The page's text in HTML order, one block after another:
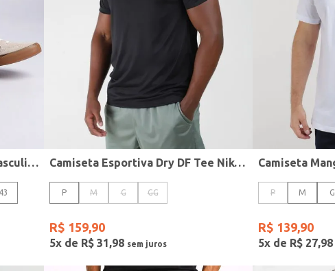
Tênis Casual SB Malor Nike Masculino CINZA
43
Camiseta Esportiva Dry DF Tee Nike Masculina PRETO
P M G GG
R$ 159,90
5x de R$ 31,98
P M G
R$ 139,90
5x de R$ 27,98